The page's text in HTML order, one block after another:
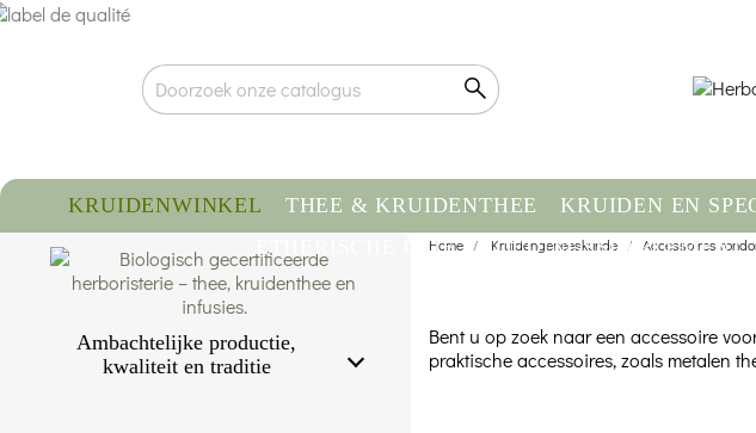
KRUIDENWINKEL THEE & KRUIDENTHEE KRUIDEN EN
ETHERISCHE OLIE
VOEDINGSSUPPLEMENT
Ambachtelijke productie,
kwaliteit en traditie
Home Kruidengeneeskunde Accessoires
Bent u op zoek naar een accessoire
praktische accessoires, zoals metalen